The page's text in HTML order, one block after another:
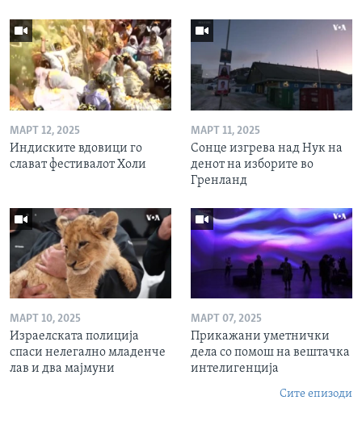
МАРТ 12, 2025
Индиските вдовици го
слават фестивалот Холи
МАРТ 11, 2025
Сонце изгрева над Нук на
денот на изборите во
Гренланд
МАРТ 10, 2025
Израелската полиција
спаси нелегално младенче
лав и два мајмуни
МАРТ 07, 2025
Прикажани уметнички
дела со помош на вештачка
интелигенција
Сите епизоди